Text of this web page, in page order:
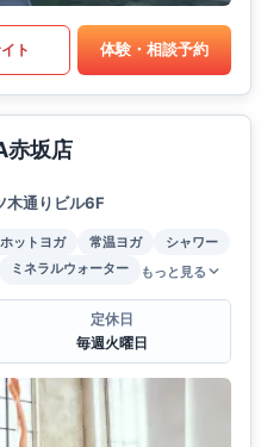
ト 体験・相談予約
赤坂店
木通りビル6F
ホットヨガ 常温ヨガ
シャワー
ミネラルウォーター もっと見る
定休日
毎週火曜日